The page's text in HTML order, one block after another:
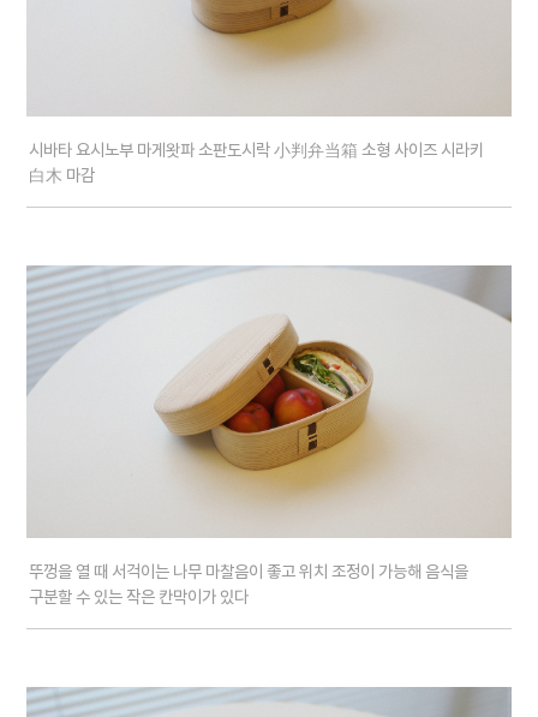
시바타 요시노부 마게왓파 소판도시락 小判弁当箱 소형 사이즈 시라키
白木 마감
뚜껑을 열 때 서걱이는 나무 마찰음이 좋고 위치 조정이 가능해 음식을
구분할 수 있는 작은 칸막이가 있다